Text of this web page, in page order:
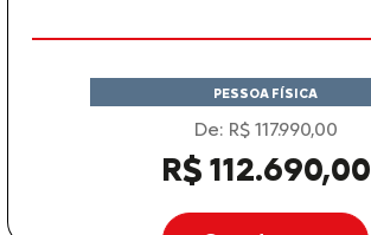
PESSOA FÍSICA
De: R$ 117.990,00
R$ 112.690,00